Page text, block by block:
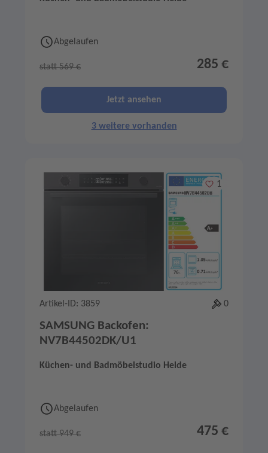
Abgelaufen
statt 569 € 285 €
Jetzt ansehen
3 weitere vorhanden
Merken
1
Artikel-ID: 3859 0
SAMSUNG Backofen:
NV7B44502DK/U1
Küchen- und Badmöbelstudio Helde
Abgelaufen
statt 949 € 475 €